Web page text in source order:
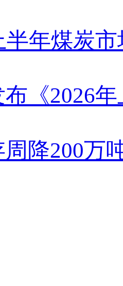
半年煤炭
《2026
降200万